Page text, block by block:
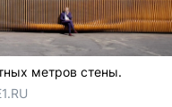
метров стены.